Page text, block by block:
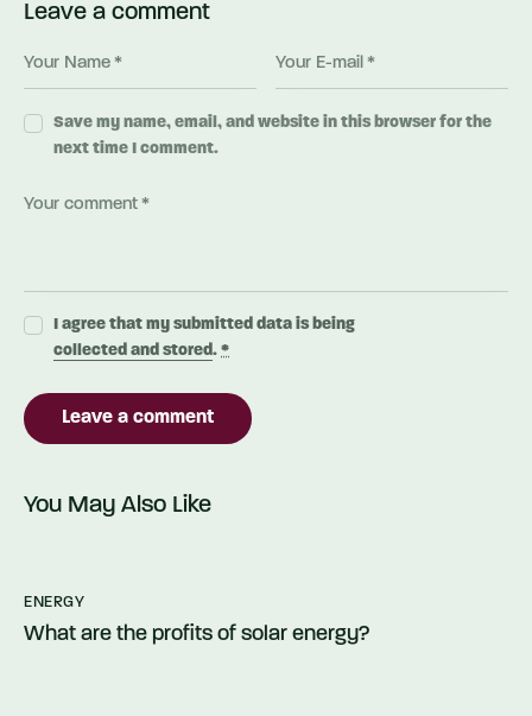
Leave a comment
Save my name, email, and website in this browser for the
next time I comment.
I agree that my submitted data is being
collected and stored.*
You May Also Like
ENERGY
What are the profits of solar energy?